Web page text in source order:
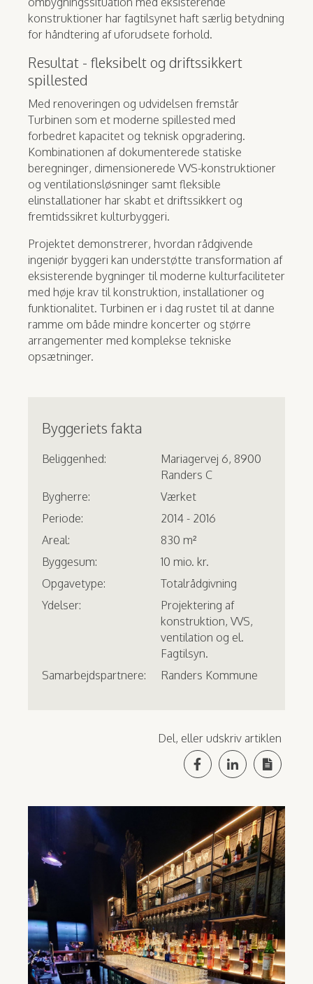
konstruktioner har fagtilsynet haft særlig betydning
for håndtering af uforudsete forhold.
Resultat - fleksibelt og driftssikkert
spillested
Med renoveringen og udvidelsen fremstår
Turbinen som et moderne spillested med
forbedret kapacitet og teknisk opgradering.
Kombinationen af dokumenterede statiske
beregninger, dimensionerede VVS-konstruktioner
og ventilationsløsninger samt fleksible
elinstallationer har skabt et driftssikkert og
fremtidssikret kulturbyggeri.
Projektet demonstrerer, hvordan rådgivende
ingeniør byggeri kan understøtte transformation af
eksisterende bygninger til moderne kulturfaciliteter
med høje krav til konstruktion, installationer og
funktionalitet. Turbinen er i dag rustet til at danne
ramme om både mindre koncerter og større
arrangementer med komplekse tekniske
opsætninger.
Byggeriets fakta
Beliggenhed:
Mariagervej 6, 8900
Randers C
Bygherre:
Værket
Periode:
2014 - 2016
Areal:
830 m²
Byggesum:
10 mio. kr.
Opgavetype:
Totalrådgivning
Ydelser:
Projektering af
konstruktion, VVS,
ventilation og el.
Fagtilsyn.
Samarbejdspartnere:
Randers Kommune
Del, eller udskriv artiklen